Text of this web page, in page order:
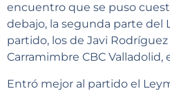
encuentro que se puso
debajo, la segunda parte del
partido, los de Javi
Carramimbre CBC Valladolid,
Entró mejor al partido el